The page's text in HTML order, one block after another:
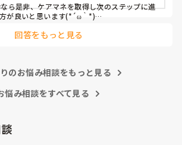
ら是非、ケアマネを取得し次のステップに進
が良いと思います(*´ω｀*)
回答をもっと見る
のお悩み相談をもっと見る
悩み相談をすべて見る